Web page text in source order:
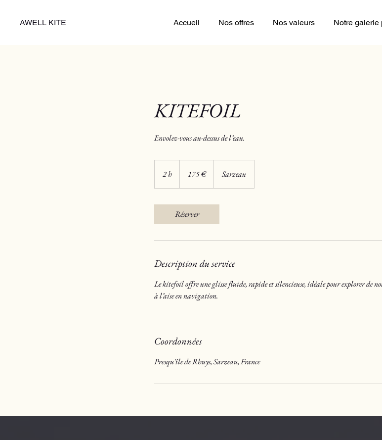
AWELL KITE Accueil Nos offres Nos valeurs Notre galerie
KITEFOIL
Envolez-vous au-dessus de l’eau.
2 h
h
175 € Sarzeau
Réserver
Description du service
Le kitefoil offre une glisse fluide, rapide et silencieuse, idéale pour explorer de
à l’aise en navigation.
Coordonnées
Presqu'île de Rhuys, Sarzeau, France